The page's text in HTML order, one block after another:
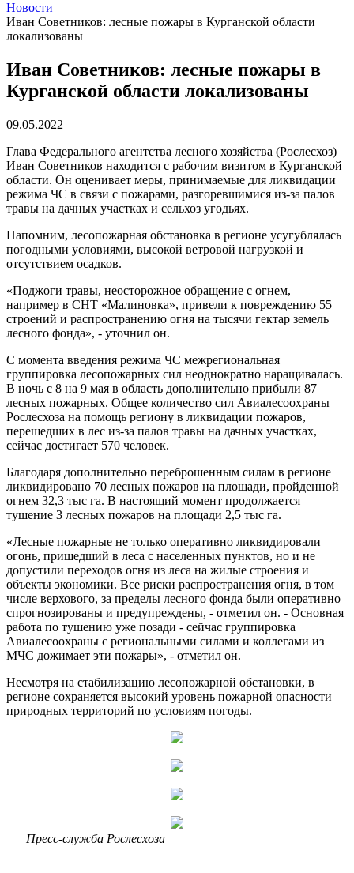
Новости
Иван Советников: лесные пожары в Курганской области
локализованы
Иван Советников: лесные пожары в
Курганской области локализованы
09.05.2022
Глава Федерального агентства лесного хозяйства (Рослесхоз)
Иван Советников находится с рабочим визитом в Курганской
области. Он оценивает меры, принимаемые для ликвидации
режима ЧС в связи с пожарами, разгоревшимися из-за палов
травы на дачных участках и сельхоз угодьях.
Напомним, лесопожарная обстановка в регионе усугублялась
погодными условиями, высокой ветровой нагрузкой и
отсутствием осадков.
«Поджоги травы, неосторожное обращение с огнем,
например в СНТ «Малиновка», привели к повреждению 55
строений и распространению огня на тысячи гектар земель
лесного фонда», - уточнил он.
С момента введения режима ЧС межрегиональная
группировка лесопожарных сил неоднократно наращивалась.
В ночь с 8 на 9 мая в область дополнительно прибыли 87
лесных пожарных. Общее количество сил Авиалесоохраны
Рослесхоза на помощь региону в ликвидации пожаров,
перешедших в лес из-за палов травы на дачных участках,
сейчас достигает 570 человек.
Благодаря дополнительно переброшенным силам в регионе
ликвидировано 70 лесных пожаров на площади, пройденной
огнем 32,3 тыс га. В настоящий момент продолжается
тушение 3 лесных пожаров на площади 2,5 тыс га.
«Лесные пожарные не только оперативно ликвидировали
огонь, пришедший в леса с населенных пунктов, но и не
допустили переходов огня из леса на жилые строения и
объекты экономики. Все риски распространения огня, в том
числе верхового, за пределы лесного фонда были оперативно
спрогнозированы и предупреждены, - отметил он. - Основная
работа по тушению уже позади - сейчас группировка
Авиалесоохраны с региональными силами и коллегами из
МЧС дожимает эти пожары», - отметил он.
Несмотря на стабилизацию лесопожарной обстановки, в
регионе сохраняется высокий уровень пожарной опасности
природных территорий по условиям погоды.
Пресс-служба Рослесхоза